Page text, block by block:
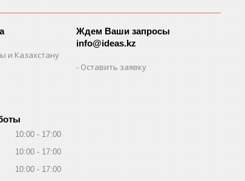
и Казахстану
Ждем Ваши запросы
info@ideas.kz
Оставить заявку
10:00
17:00
10:00
17:00
10:00
17:00